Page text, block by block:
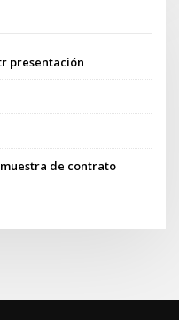
presentación
de contrato